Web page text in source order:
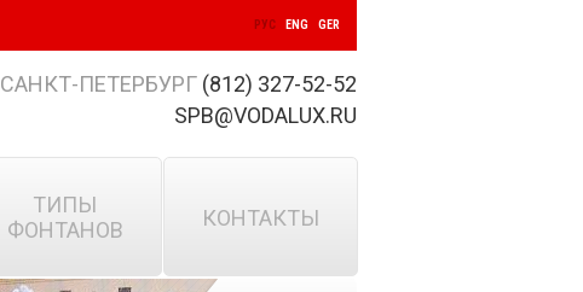
РУС ENG GER
САНКТ-ПЕТЕРБУРГ (812) 327-52-52
SPB@VODALUX.RU
ТИПЫ
ФОНТАНОВ
КОНТАКТЫ